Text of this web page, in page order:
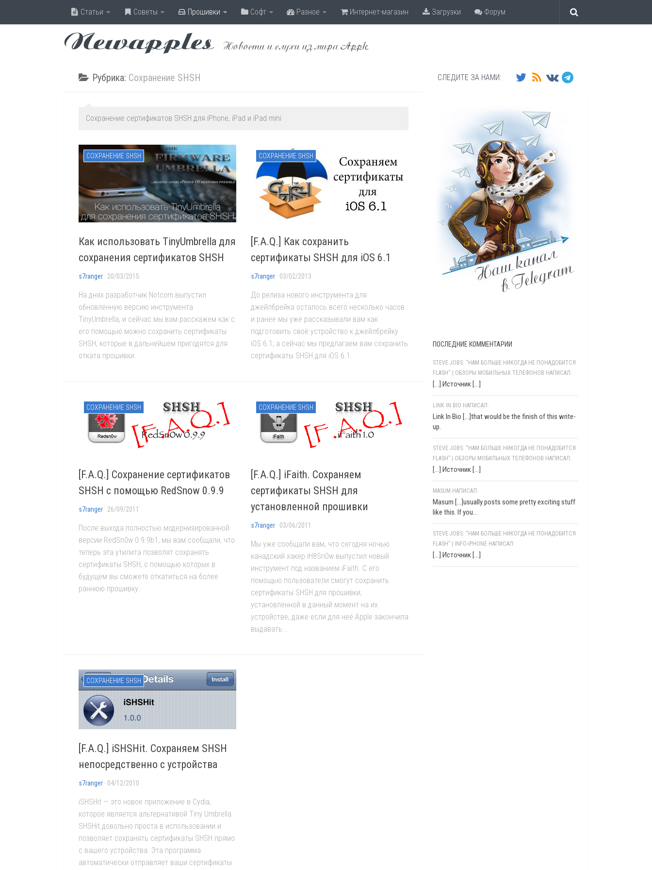
Статьи Советы Прошивки Софт Разное Интернет-магазин Загрузки Форум
Newapples Новости и слухи из мира Apple
Рубрика: Сохранение SHSH
Сохранение сертификатов SHSH для iPhone, iPad и iPad mini
СОХРАНЕНИЕ SHSH
Как использовать TinyUmbrella для
сохранения сертификатов SHSH
s7ranger · 20/03/2015
На днях разработчик Notcom выпустил
обновлённую версию инструмента
TinyUmbrella, и сейчас мы вам расскажем как с
его помощью можно сохранить сертификаты
SHSH, которые в дальнейшем пригодятся для
отката прошивки.
СОХРАНЕНИЕ SHSH
[F.A.Q.] Как сохранить
сертификаты SHSH для iOS 6.1
s7ranger · 03/02/2013
До релиза нового инструмента для
джейлбрейка осталось всего несколько часов
и ранее мы уже рассказывали вам как
подготовить своё устройство к джейлбрейку
iOS 6.1, а сейчас мы предлагаем вам сохранить
сертификаты SHSH для iOS 6.1.
СОХРАНЕНИЕ SHSH
[F.A.Q.] Сохранение сертификатов
SHSH с помощью RedSnow 0.9.9
s7ranger · 26/09/2011
После выхода полностью модернизированной
версии RedSn0w 0.9.9b1, мы вам сообщали, что
теперь эта утилита позволят сохранять
сертификаты SHSH, с помощью которых в
будущем вы сможете откатиться на более
раннюю прошивку.
СОХРАНЕНИЕ SHSH
[F.A.Q.] iFaith. Сохраняем
сертификаты SHSH для
установленной прошивки
s7ranger · 03/06/2011
Мы уже сообщали вам, что сегодня ночью
канадский хакер iH8Sn0w выпустил новый
инструмент под названием iFaith. С его
помощью пользователи смогут сохранить
сертификаты SHSH для прошивки,
установленной в данный момент на их
устройстве, даже если для неё Apple закончила
выдавать...
СОХРАНЕНИЕ SHSH
[F.A.Q.] iSHSHit. Сохраняем SHSH
непосредственно с устройства
s7ranger · 04/12/2010
iSHSHit — это новое приложение в Cydia,
которое является альтернативой Tiny Umbrella.
SHSHit довольно проста в использовании и
позволяет сохранять сертификаты SHSH прямо
с вашего устройства. Эта программа
автоматически отправляет ваши сертификаты
СЛЕДИТЕ ЗА НАМИ:
ПОСЛЕДНИЕ КОММЕНТАРИИ
STEVE JOBS: "НАМ БОЛЬШЕ НИКОГДА НЕ ПОНАДОБИТСЯ
FLASH" | ОБЗОРЫ МОБИЛЬНЫХ ТЕЛЕФОНОВ НАПИСАЛ:
[…] Источник […]
LINK IN BIO НАПИСАЛ:
Link In Bio [...]that would be the finish of this write-
up.
STEVE JOBS: “НАМ БОЛЬШЕ НИКОГДА НЕ ПОНАДОБИТСЯ
FLASH” | ОБЗОРЫ МОБИЛЬНЫХ ТЕЛЕФОНОВ НАПИСАЛ:
[…] Источник […]
MASUM НАПИСАЛ:
Masum [...]usually posts some pretty exciting stuff
like this. If you...
STEVE JOBS: “НАМ БОЛЬШЕ НИКОГДА НЕ ПОНАДОБИТСЯ
FLASH” | INFO-IPHONE НАПИСАЛ:
[…] Источник […]